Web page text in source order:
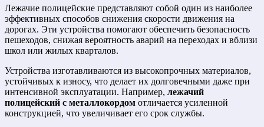
Лежачие полицейские представляют собой один из наиболее
эффективных способов снижения скорости движения на
дорогах. Эти устройства помогают обеспечить безопасность
пешеходов, снижая вероятность аварий на переходах и вблизи
школ или жилых кварталов.
Устройства изготавливаются из высокопрочных материалов,
устойчивых к износу, что делает их долговечными даже при
интенсивной эксплуатации. Например, лежачий
полицейский с металлокордом отличается усиленной
конструкцией, что увеличивает его срок службы.